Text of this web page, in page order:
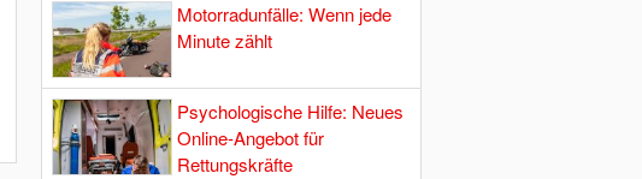
Motorradunfälle: Wenn jede
Minute zählt
Psychologische Hilfe: Neues
Online-Angebot für
Rettungskräfte